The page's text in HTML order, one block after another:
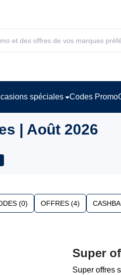
spéciales Codes Promo
| Août 2026
(0) OFFRES (4)
Super
Super offres